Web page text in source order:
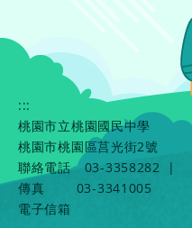
:::
桃園市立桃園國民中學
桃園市桃園區莒光街2號
聯絡電話
03-3358282
|
傳真
03-3341005
電子信箱